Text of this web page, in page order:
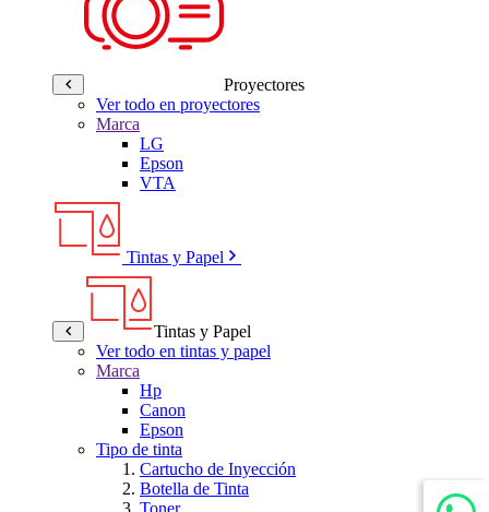
Proyectores
Ver todo en proyectores
Marca
LG
Epson
VTA
Tintas y Papel
Tintas y Papel
Ver todo en tintas y papel
Marca
Hp
Canon
Epson
Tipo de tinta
Cartucho de Inyección
Botella de Tinta
Toner